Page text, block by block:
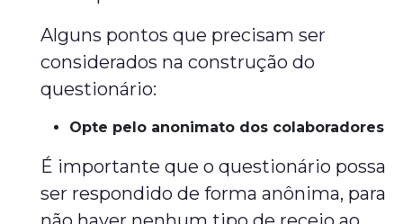
Alguns pontos que precisam ser
considerados na construção do
questionário:
Opte pelo anonimato dos colaboradores
É importante que o questionário possa
ser respondido de forma anônima, para